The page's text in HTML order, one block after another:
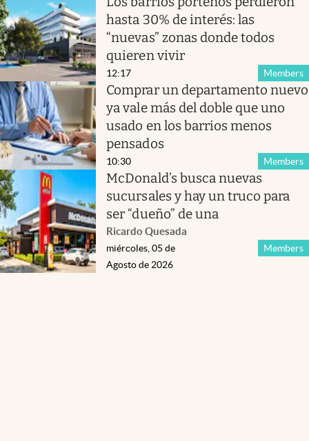
hasta 30% de interés: las
“nuevas” zonas donde todos
quieren vivir
Members
12:17
Comprar un departamento nuevo
ya vale más del doble que uno
usado en los barrios menos
pensados
Members
10:30
McDonald’s busca nuevas
sucursales y hay un truco para
ser “dueño” de una
Ricardo Quesada
Members
miércoles, 05 de
Agosto de 2026